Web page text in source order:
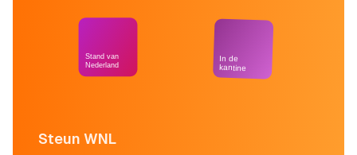
Steun WNL
Stand van
Nederland
In de
kantine